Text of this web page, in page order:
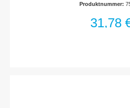
wirdNockenmechanik –
Klemmkraft, automatische
Produktnummer:
31,78